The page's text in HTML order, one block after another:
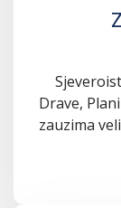
Drave,
zauzima